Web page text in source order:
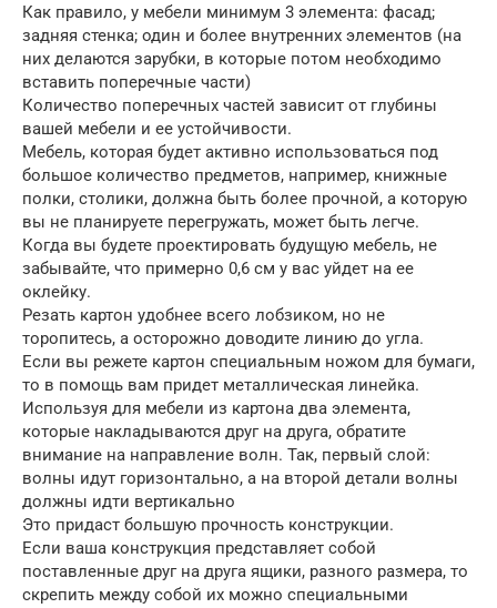
Как правило, у мебели минимум 3 элемента: фасад;
задняя стенка; один и более внутренних элементов (на
них делаются зарубки, в которые потом необходимо
вставить поперечные части)
Количество поперечных частей зависит от глубины
вашей мебели и ее устойчивости.
Мебель, которая будет активно использоваться под
большое количество предметов, например, книжные
полки, столики, должна быть более прочной, а которую
вы не планируете перегружать, может быть легче.
Когда вы будете проектировать будущую мебель, не
забывайте, что примерно 0,6 см у вас уйдет на ее
оклейку.
Резать картон удобнее всего лобзиком, но не
торопитесь, а осторожно доводите линию до угла.
Если вы режете картон специальным ножом для бумаги,
то в помощь вам придет металлическая линейка.
Используя для мебели из картона два элемента,
которые накладываются друг на друга, обратите
внимание на направление волн. Так, первый слой:
волны идут горизонтально, а на второй детали волны
должны идти вертикально
Это придаст большую прочность конструкции.
Если ваша конструкция представляет собой
поставленные друг на друга ящики, разного размера, то
скрепить между собой их можно специальными